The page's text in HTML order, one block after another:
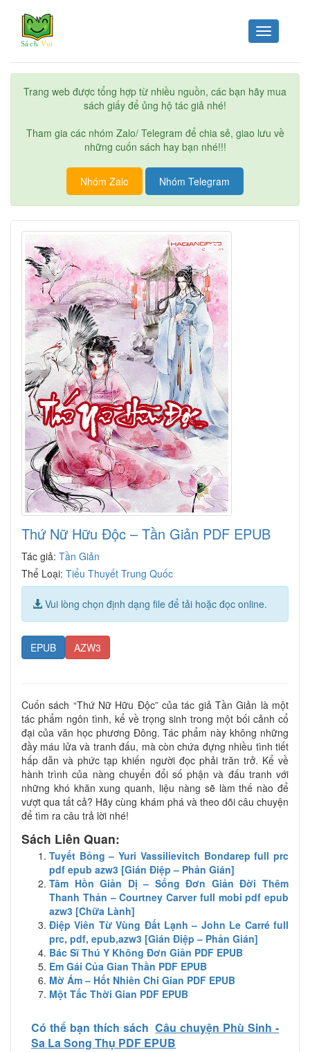
Toggle
navigation
Trang web được tổng hợp từ nhiều nguồn, các bạn hãy mua
sách giấy để ủng hộ tác giả nhé!
Tham gia các nhóm Zalo/ Telegram để chia sẻ, giao lưu về
những cuốn sách hay bạn nhé!!!
Nhóm Zalo Nhóm Telegram
Thứ Nữ Hữu Độc – Tần Giản PDF EPUB
Tác giả: Tần Giản
Thể Loại: Tiểu Thuyết Trung Quốc
Vui lòng chọn định dạng file để tải hoặc đọc online.
EPUB AZW3
Cuốn sách “Thứ Nữ Hữu Độc” của tác giả Tần Giản là một
tác phẩm ngôn tình, kể về trọng sinh trong một bối cảnh cổ
đại của văn học phương Đông. Tác phẩm này không những
đầy máu lửa và tranh đấu, mà còn chứa đựng nhiều tình tiết
hấp dẫn và phức tạp khiến người đọc phải trăn trở. Kể về
hành trình của nàng chuyển đổi số phận và đấu tranh với
những khó khăn xung quanh, liệu nàng sẽ làm thế nào để
vượt qua tất cả? Hãy cùng khám phá và theo dõi câu chuyện
để tìm ra câu trả lời nhé!
Sách Liên Quan:
Tuyết Bỏng – Yuri Vassilievitch Bondarep full prc
pdf epub azw3 [Gián Điệp – Phản Gián]
Tâm Hồn Giản Dị – Sống Đơn Giản Đời Thêm
Thanh Thản – Courtney Carver full mobi pdf epub
azw3 [Chữa Lành]
Điệp Viên Từ Vùng Đất Lạnh – John Le Carré full
prc, pdf, epub,azw3 [Gián Điệp – Phản Gián]
Bác Sĩ Thú Y Không Đơn Giản PDF EPUB
Em Gái Của Gian Thần PDF EPUB
Mờ Ám – Hốt Nhiên Chi Gian PDF EPUB
Một Tấc Thời Gian PDF EPUB
Có thể bạn thích sách Câu chuyện Phù Sinh -
Sa La Song Thụ PDF EPUB